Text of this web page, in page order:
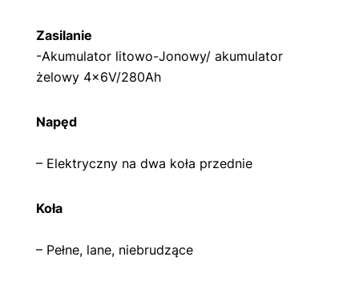
Zasilanie
-Akumulator litowo-Jonowy/ akumulator
żelowy 4x6V/280Ah
Napęd
– Elektryczny na dwa koła przednie
Koła
– Pełne, lane, niebrudzące